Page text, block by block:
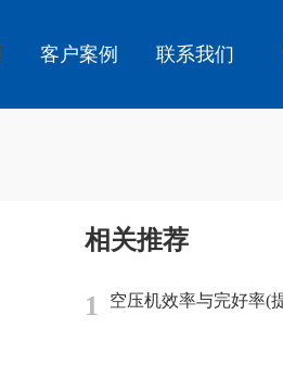
客户案例 联系我们
相关推荐
1 空压机效率与完好率(